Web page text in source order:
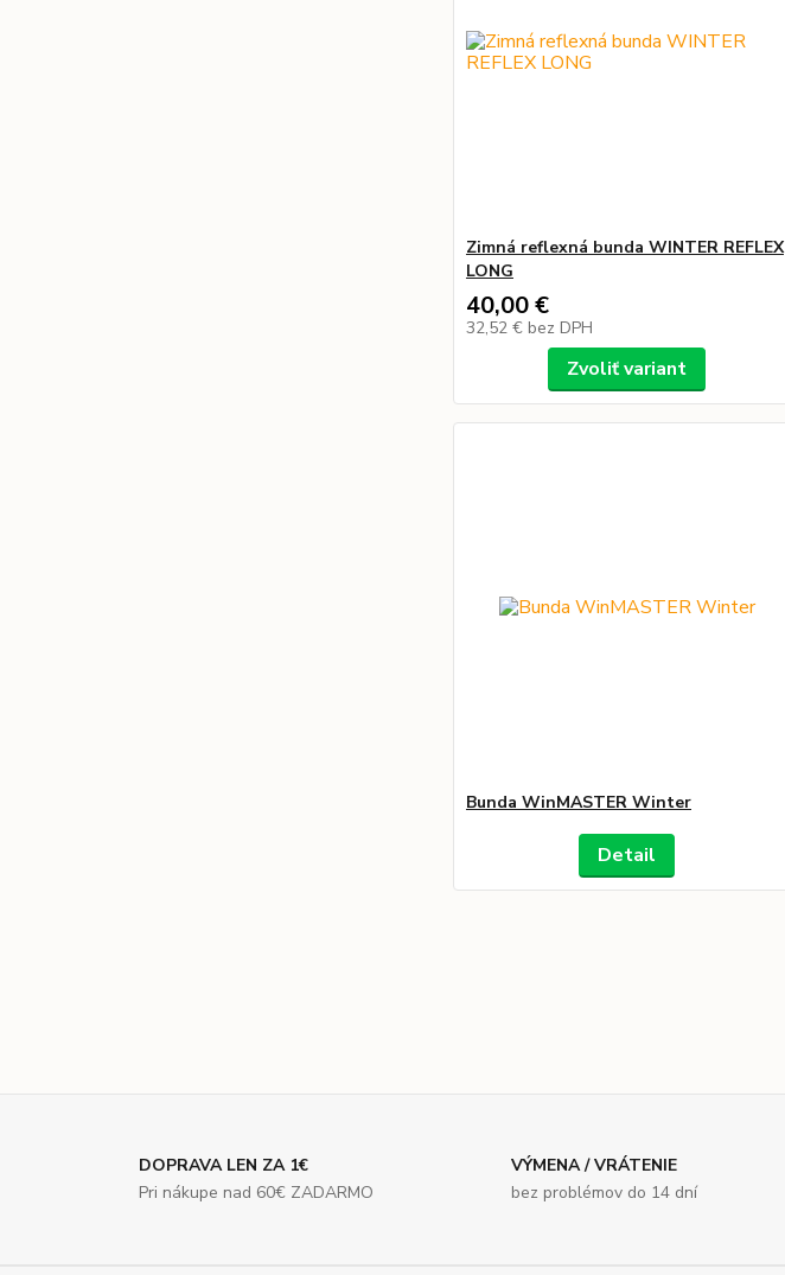
Zimná reflexná bunda WINTER REFLEX
LONG
40,00 €
32,52 € bez DPH
Zvoliť variant
Bunda WinMASTER Winter
Detail
DOPRAVA LEN ZA 1€
Pri nákupe nad 60€ ZADARMO
VÝMENA / VRÁTENIE
bez problémov do 14 dní